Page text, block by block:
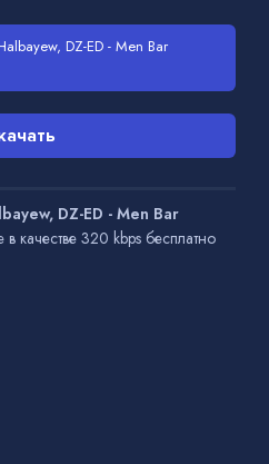
DZ-ED - Men Bar
DZ-ED - Men Bar
качестве 320 kbps бесплатно